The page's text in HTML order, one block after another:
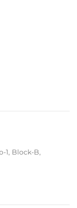
1, Block-B,